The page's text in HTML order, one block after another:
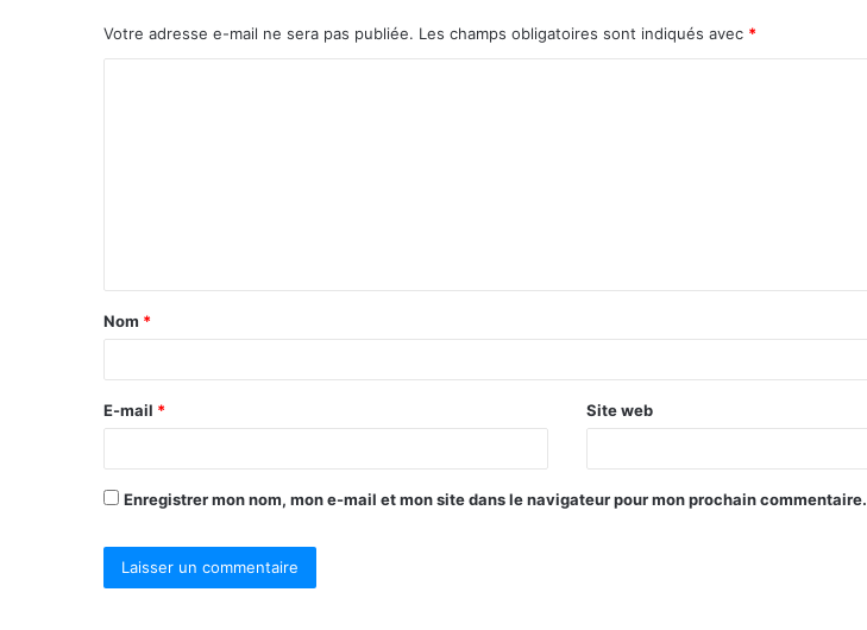
Votre adresse e-mail ne sera pas publiée. Les champs obligatoires sont indiqués avec *
t
a
e
*
Nom *
E-mail * Site web
Enregistrer mon nom, mon e-mail et mon site dans le navigateur pour mon prochain commentaire.